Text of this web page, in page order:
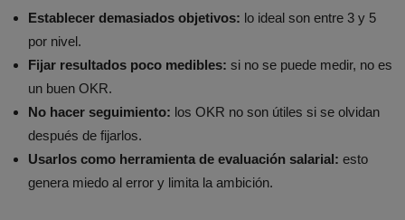
Establecer demasiados objetivos: lo ideal son entre 3 y 5
por nivel.
Fijar resultados poco medibles: si no se puede medir, no es
un buen OKR.
No hacer seguimiento: los OKR no son útiles si se olvidan
después de fijarlos.
Usarlos como herramienta de evaluación salarial: esto
genera miedo al error y limita la ambición.